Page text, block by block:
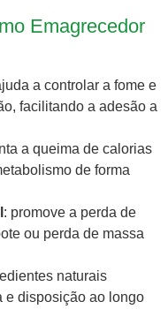
Emagrecedor
a controlar a fome e
facilitando a adesão a
a queima de calorias
de forma
: promove a perda de
ou perda de massa
naturais
e disposição ao longo